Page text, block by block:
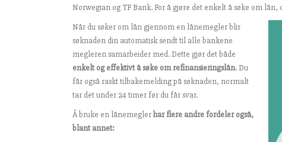
Norwegian og TF Bank. For å gjøre det enkelt å søke om
Når du søker om lån gjennom en lånemegler blir
søknaden din automatisk sendt til alle bankene
megleren samarbeider med. Dette gjør det både
enkelt og effektivt å søke om refinansieringslån. Du
får også raskt tilbakemelding på søknaden, normalt
tar det under 24 timer før du får svar.
Å bruke en lånemeglerhar flere andre fordeler også,
blant annet: